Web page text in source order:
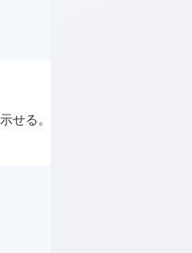
せる。